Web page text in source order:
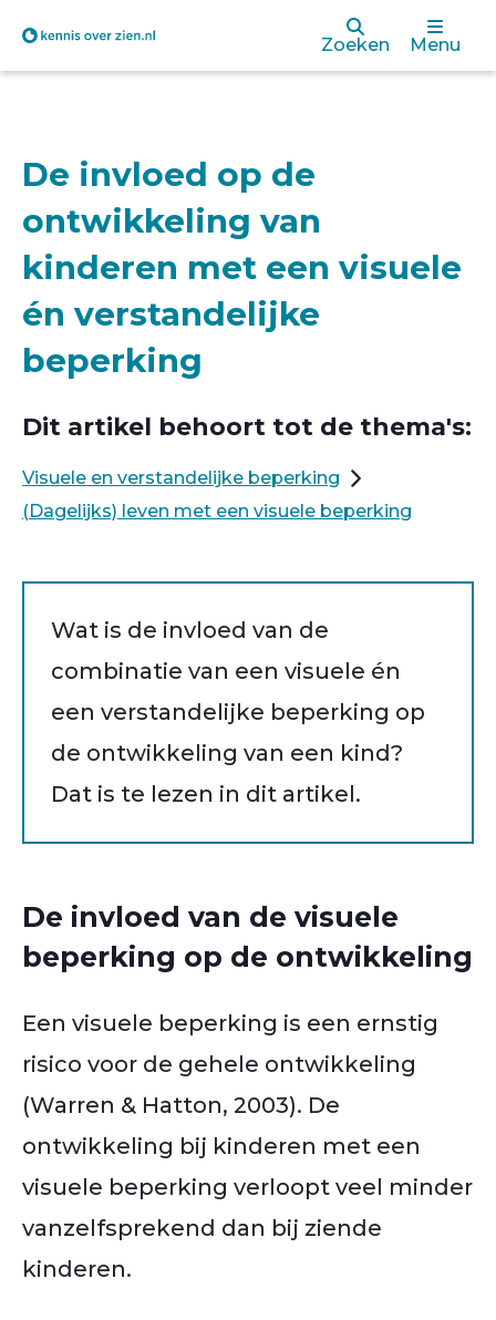
Overslaan
inhoud
gaan
Zoeken Menu
De invloed op de
ontwikkeling van
kinderen met een visuele
én verstandelijke
beperking
Dit artikel behoort tot de thema's:
Visuele en verstandelijke beperking
(Dagelijks) leven met een visuele beperking
Wat is de invloed van de
combinatie van een visuele én
een verstandelijke beperking op
de ontwikkeling van een kind?
Dat is te lezen in dit artikel.
De invloed van de visuele
beperking op de ontwikkeling
Een visuele beperking is een ernstig
risico voor de gehele ontwikkeling
(Warren & Hatton, 2003). De
ontwikkeling bij kinderen met een
visuele beperking verloopt veel minder
vanzelfsprekend dan bij ziende
kinderen.